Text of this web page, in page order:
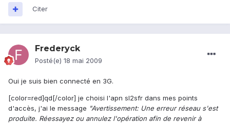
Citer
Frederyck
Posté(e) 18 mai 2009
Oui je suis bien connecté en 3G.
[color=red]qd[/color] je choisi l'apn sl2sfr dans mes points
d'accès, j'ai le message "Avertissement: Une erreur réseau s'est
produite. Réessayez ou annulez l'opération afin de revenir à